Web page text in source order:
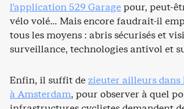
l’application 529 Garagepour, peut-
vélo volé… Mais encore faudrait-il
tous les moyens : abris sécurisés et
surveillance, technologies antivol et
Enfin, il suffit dezieuter ailleurs dans
à Amsterdam, pour observer à quel